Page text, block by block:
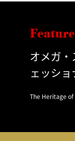
オメガ
ェッシ
The Heritage